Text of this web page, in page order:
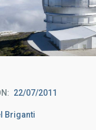
22/07/2011
Briganti